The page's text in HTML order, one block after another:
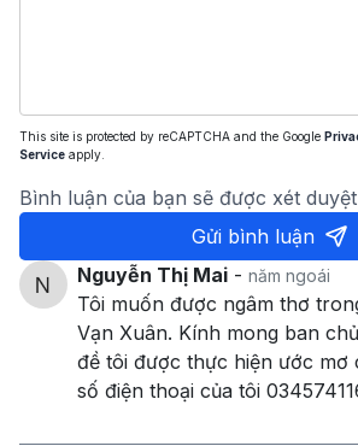
This site is protected by reCAPTCHA and the Google
Service apply.
Bình luận của bạn sẽ được xét
Gửi bình luận
Nguyễn Thị Mai - năm ngoái
Tôi muốn được ngâm thơ
Vạn Xuân. Kính mong ban
đề tôi được thực hiện ước mơ
số điện thoại của tôi